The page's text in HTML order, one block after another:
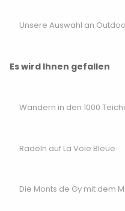
Unsere Auswahl an
Es wird Ihnen gefallen
Wandern in den 1000
Radeln auf La Voie Bleue
Die Monts de Gy mit dem
des 14.
im Laufe der
erlebt. Diese
mit vielen
das eine
verschiedenen
schafft.